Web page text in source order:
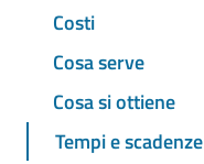
Costi
Cosa serve
Cosa si ottiene
Tempi e scadenze